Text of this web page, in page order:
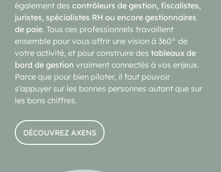
également des contrôleurs de gestion, fiscalistes,
juristes, spécialistes RH ou encore gestionnaires
de paie. Tous ces professionnels travaillent
ensemble pour vous offrir une vision à 360° de
votre activité, et pour construire des tableaux de
bord de gestion vraiment connectés à vos enjeux.
Parce que pour bien piloter, il faut pouvoir
s’appuyer sur les bonnes personnes autant que sur
les bons chiffres.
DÉCOUVREZ AXENS